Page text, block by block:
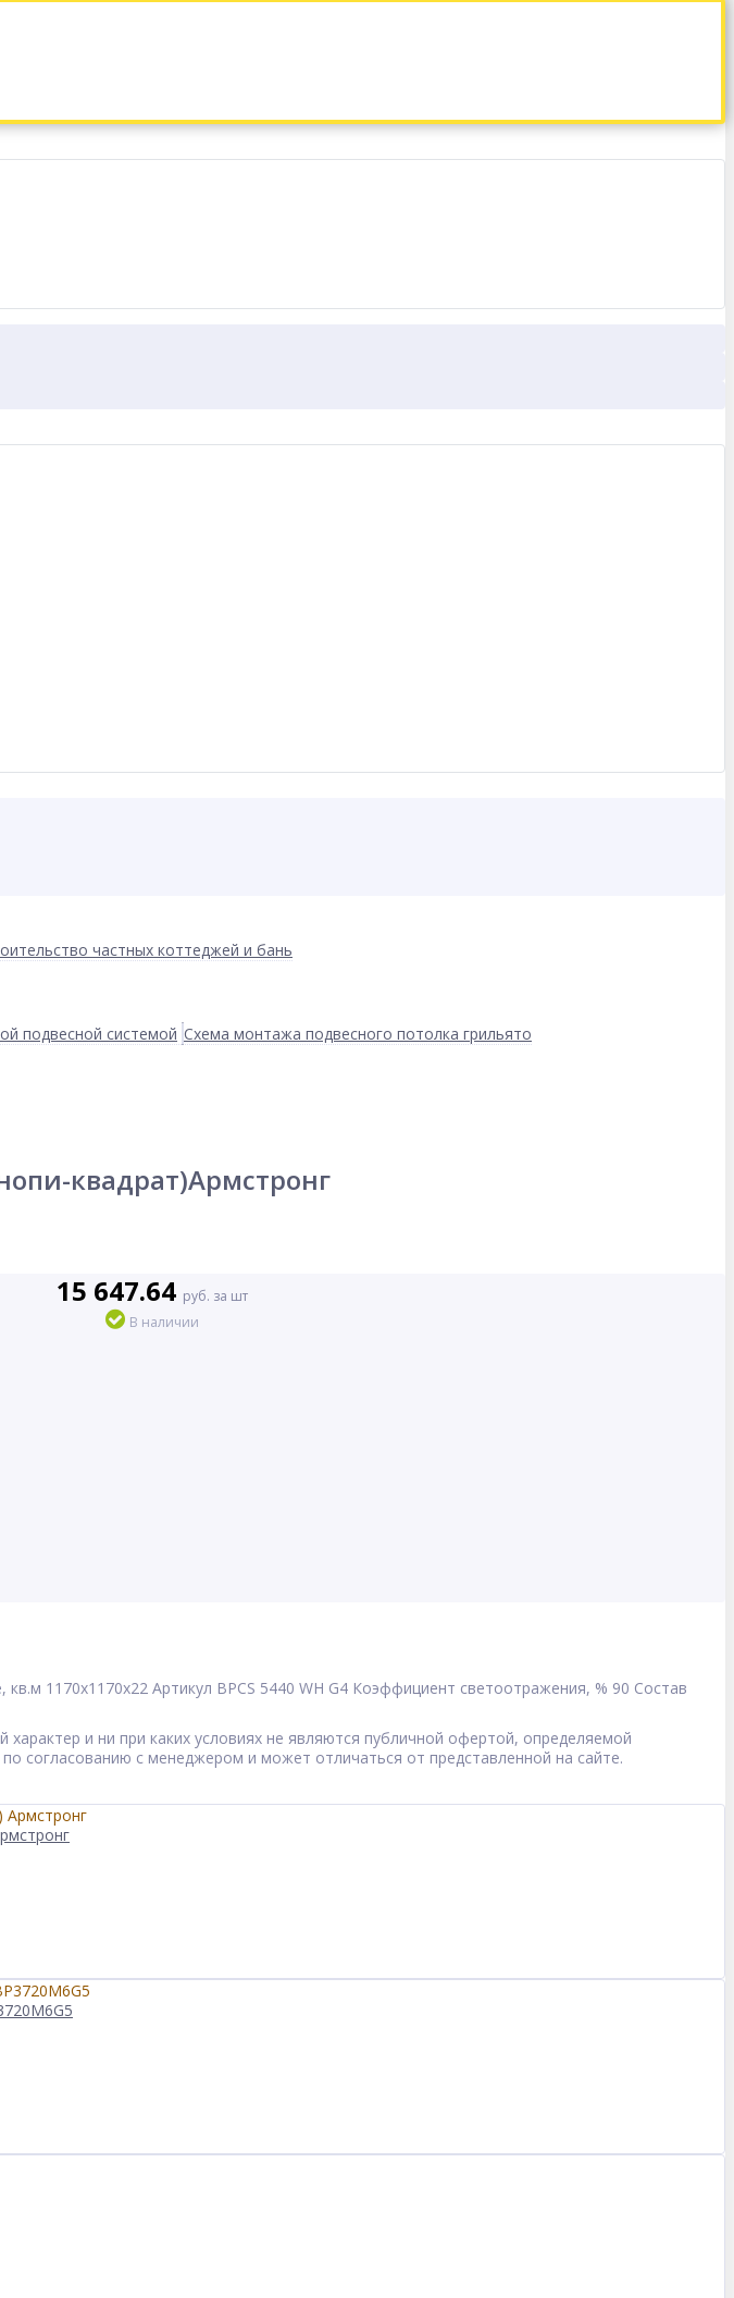
частных коттеджей и бань
подвесной системой Схема монтажа подвесного потолка грильято
квадрат)Армстронг
15 647.64 руб. за шт
В наличии
кв.м 1170x1170x22 Артикул BPCS 5440 WH G4 Коэффициент светоотражения, % 90 Состав
и ни при каких условиях не являются публичной офертой, определяемой
согласованию с менеджером и может отличаться от представленной на сайте.